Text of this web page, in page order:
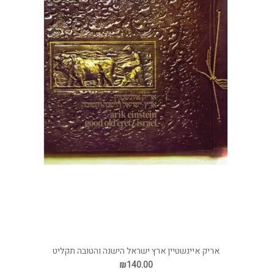
אריק איינשטיין ארץ ישראל הישנה והטובה תקליט
₪140.00